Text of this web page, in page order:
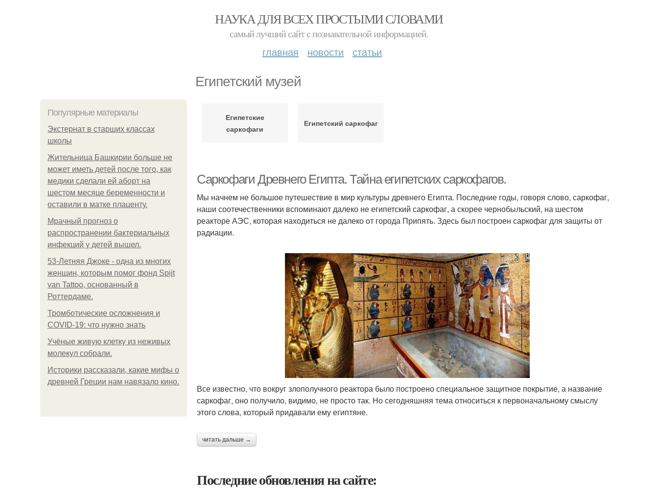
НАУКА ДЛЯ ВСЕХ ПРОСТЫМИ СЛОВАМИ
самый лучший сайт c познавательной информацией.
главная новости статьи
Египетский музей
Популярные материалы
Экстернат в старших классах
школы
Жительница Башкирии больше не
может иметь детей после того, как
медики сделали ей аборт на
шестом месяце беременности и
оставили в матке плаценту.
Мрачный прогноз о
распространении бактериальных
инфекций у детей вышел.
53-Летняя Джоке - одна из многих
женщин, которым помог фонд Spijt
van Tattoo, основанный в
Роттердаме.
Тромботические осложнения и
COVID-19: что нужно знать
Учёные живую клетку из неживых
молекул собрали.
Историки рассказали, какие мифы о
древней Греции нам навязало кино.
Египетские
саркофаги
Египетский саркофаг
Саркофаги Древнего Египта. Тайна египетских саркофагов.
Мы начнем не большое путешествие в мир культуры древнего Египта. Последние годы, говоря слово, саркофаг,
наши соотечественники вспоминают далеко не египетский саркофаг, а скорее чернобыльский, на шестом
реакторе АЭС, которая находиться не далеко от города Припять. Здесь был построен саркофаг для защиты от
радиации.
Все известно, что вокруг злополучного реактора было построено специальное защитное покрытие, а название
саркофаг, оно получило, видимо, не просто так. Но сегодняшняя тема относиться к первоначальному смыслу
этого слова, который придавали ему египтяне.
читать дальше →
Последние обновления на сайте: